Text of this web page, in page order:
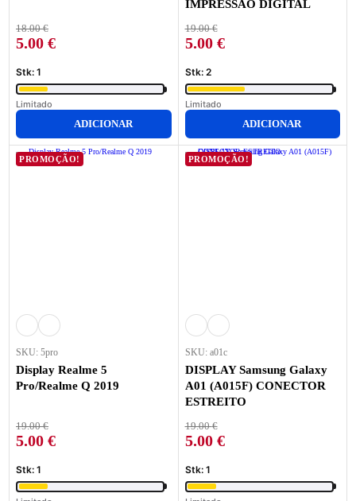
18.00€
5.00 €
Stk: 1
Limitado
ADICIONAR
IMPRESSÃO DIGITAL
19.00€
5.00 €
Stk: 2
Limitado
ADICIONAR
PROMOÇÃO!
SKU: 5pro
Display Realme 5
Pro/Realme Q 2019
19.00€
5.00 €
Stk: 1
PROMOÇÃO!
SKU: a01c
DISPLAY Samsung Galaxy
A01 (A015F) CONECTOR
ESTREITO
19.00€
5.00 €
Stk: 1